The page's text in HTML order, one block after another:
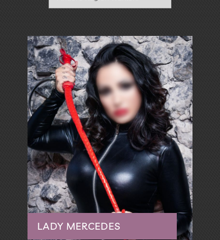
LADY MERCEDES
Wuppertal | München | Hamburg-City
LADY MERCEDES
Info
Ich bin Lady Mercedes aus Wuppertal. Eine
charmante, elegante Lady mit
dominanten Neigungen. Meine sinnliche
Art ist verspielt und zugleich gepaart mit
verschiedensten Fetischen reizvollen
Spielen.
Service
Setcard